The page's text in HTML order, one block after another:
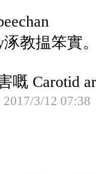
涿教揾笨實
嘅 Carotid
3/12 07:38